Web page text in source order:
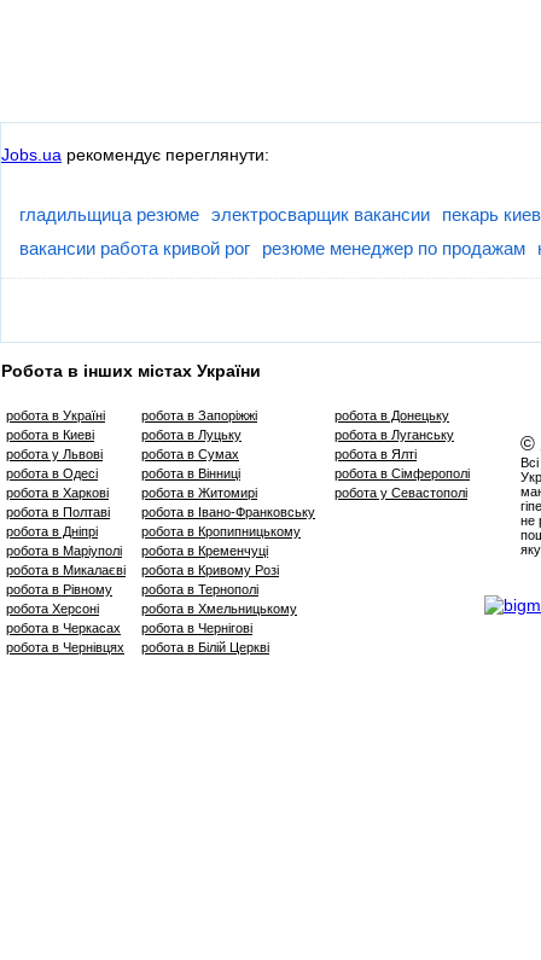
Jobs.ua рекомендує переглянути:
гладильщица резюме электросварщик вакансии
пекарь киев
вакансии работа кривой рог
резюме менеджер по продажам
Робота в інших містах України
робота в Україні
робота в Киеві
робота у Львові
робота в Одесі
робота в Харкові
робота в Полтаві
робота в Дніпрі
робота в Маріуполі
робота в Микалаєві
робота в Рівному
робота Херсоні
робота в Черкасах
робота в Чернівцях
робота в Запоріжжі
робота в Луцьку
робота в Сумах
робота в Вінниці
робота в Житомирі
робота в Івано-Франковську
робота в Кропипницькому
робота в Кременчуці
робота в Кривому Розі
робота в Тернополі
робота в Хмельницькому
робота в Чернігові
робота в Білій Церкві
робота в Донецьку
робота в Луганську
робота в Ялті
робота в Сімферополі
робота у Севастополі
©
не